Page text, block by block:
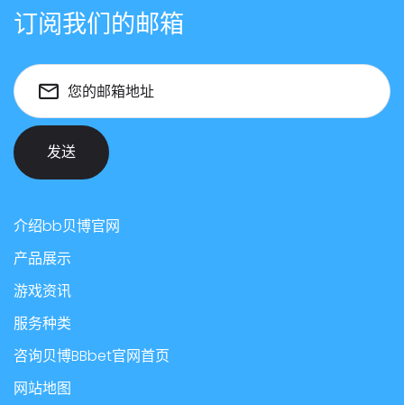
订阅我们的邮箱
您的邮箱地址
发送
介绍bb贝博官网
产品展示
游戏资讯
服务种类
咨询贝博BBbet官网首页
网站地图